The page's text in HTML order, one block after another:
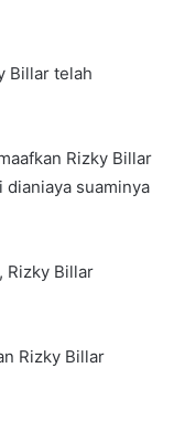
Billar telah
Rizky Billar
dianiaya suaminya
Rizky Billar
Rizky Billar